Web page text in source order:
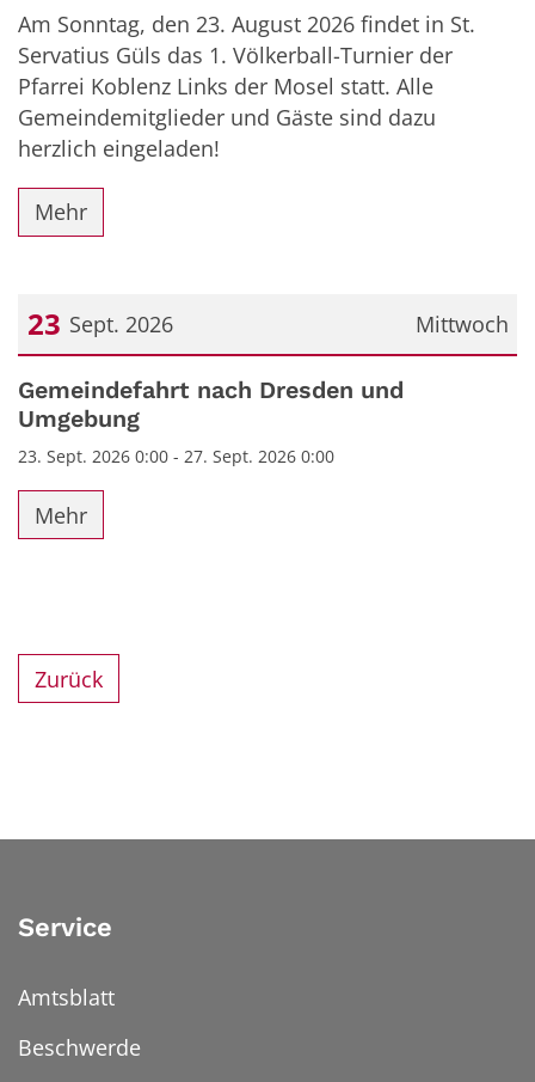
Am Sonntag, den 23. August 2026 findet in St.
Servatius Güls das 1. Völkerball-Turnier der
Pfarrei Koblenz Links der Mosel statt. Alle
Gemeindemitglieder und Gäste sind dazu
herzlich eingeladen!
Mehr
Mittwoch
23 Sept. 2026
Datum: 23. September 2026
Gemeindefahrt nach Dresden und
Umgebung
23. Sept. 2026 0:00 - 27. Sept. 2026 0:00
Mehr
Zurück
Service
Amtsblatt
Beschwerde